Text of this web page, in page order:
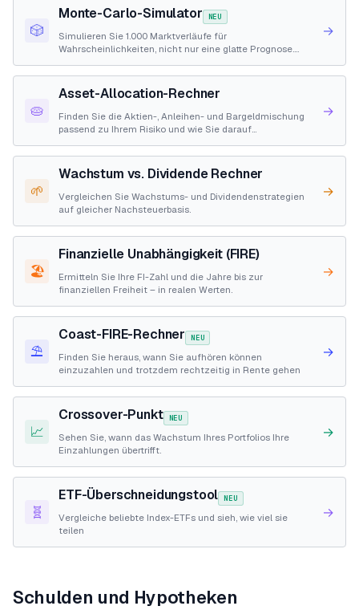
🎲
Monte-Carlo-Simulator NEU
Simulieren Sie 1.000 Marktverläufe für
Wahrscheinlichkeiten, nicht nur eine glatte Prognose.
→
🥧
Asset-Allocation-Rechner
Finden Sie die Aktien-, Anleihen- und Bargeldmischung
passend zu Ihrem Risiko und wie Sie darauf
→
🌱
Wachstum vs. Dividende Rechner
Vergleichen Sie Wachstums- und Dividendenstrategien
auf gleicher Nachsteuerbasis.
→
🏖️
Finanzielle Unabhängigkeit (FIRE)
Ermitteln Sie Ihre FI-Zahl und die Jahre bis zur
finanziellen Freiheit – in realen Werten.
→
⛱️
Coast-FIRE-Rechner NEU
Finden Sie heraus, wann Sie aufhören können
einzuzahlen und trotzdem rechtzeitig in Rente gehen
→
📈
Crossover-Punkt NEU
Sehen Sie, wann das Wachstum Ihres Portfolios Ihre
Einzahlungen übertrifft.
→
🧬
ETF-Überschneidungstool NEU
Vergleiche beliebte Index-ETFs und sieh, wie viel sie
teilen
→
Schulden und Hypotheken